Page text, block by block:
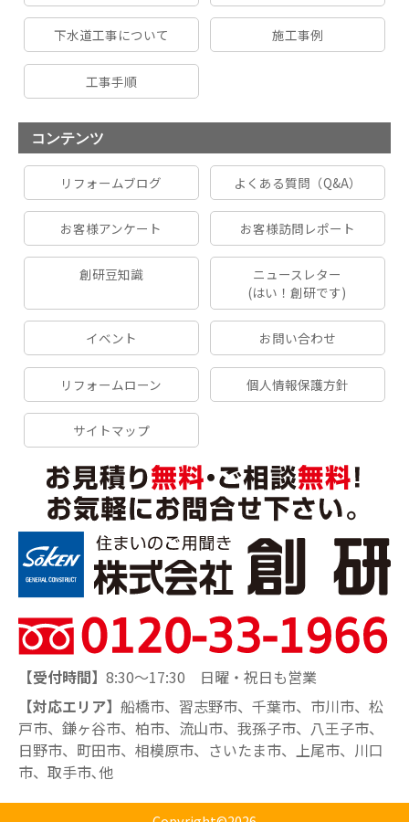
下水道工事について 施工事例
工事手順
コンテンツ
リフォームブログ よくある質問（Q&A）
お客様アンケート お客様訪問レポート
創研豆知識
ニュースレター
(はい！創研です)
イベント お問い合わせ
リフォームローン 個人情報保護方針
サイトマップ
【受付時間】 8:30～17:30 日曜・祝日も営業
【対応エリア】 船橋市、習志野市、千葉市、市川市、松
戸市、鎌ヶ谷市、柏市、流山市、我孫子市、八王子市、
日野市、町田市、相模原市、さいたま市、上尾市、川口
市、取手市､他